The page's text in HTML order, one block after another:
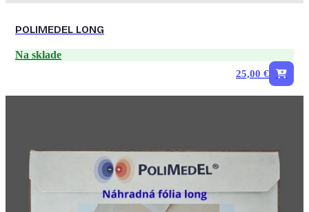
POLIMEDEL LONG
Na sklade
25,00 €